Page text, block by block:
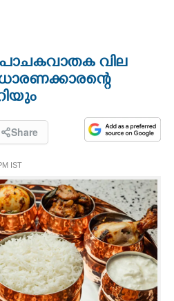
പാചകവാതക വില
Share
IST